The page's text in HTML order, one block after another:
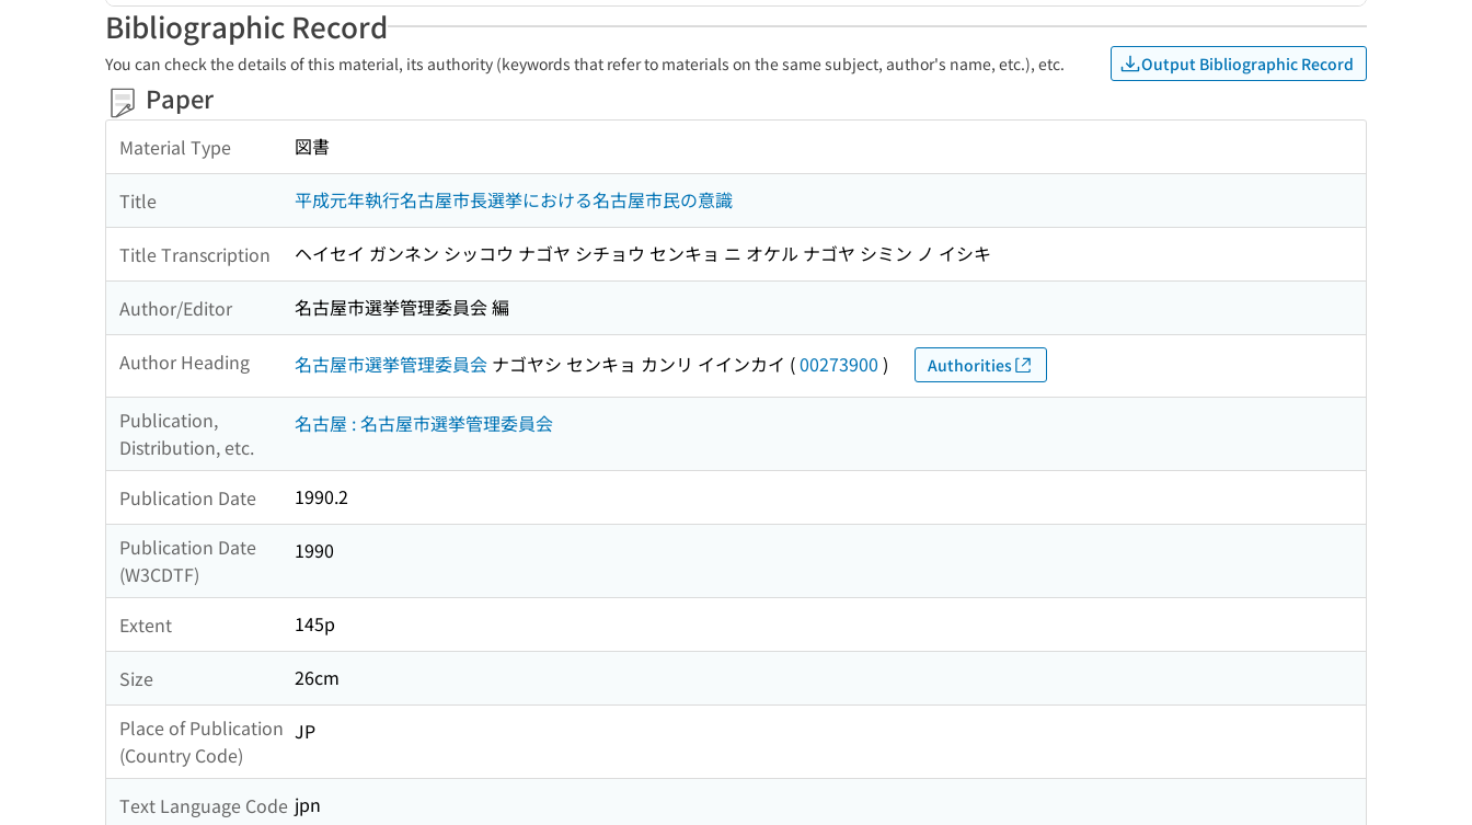
Bibliographic Record
You can check the details of this material, its authority (keywords that refer to materials on the same subject, author's name, etc.), etc. Output Bibliographic Record
Paper
Material Type 図書
Title 平成元年執行名古屋市長選挙における名古屋市民の意識
Title Transcription ヘイセイ ガンネン シッコウ ナゴヤ シチョウ センキョ ニ オケル ナゴヤ シミン ノ イシキ
Author/Editor 名古屋市選挙管理委員会 編
Author Heading 名古屋市選挙管理委員会 ナゴヤシ センキョ カンリ イインカイ (00273900 ) Authorities
Publication,
Distribution, etc.
名古屋 : 名古屋市選挙管理委員会
Publication Date
1990.2
Publication Date
(W3CDTF)
1990
Extent 145p
Size
26cm
Place of Publication
(Country Code)
JP
Text Language Code jpn